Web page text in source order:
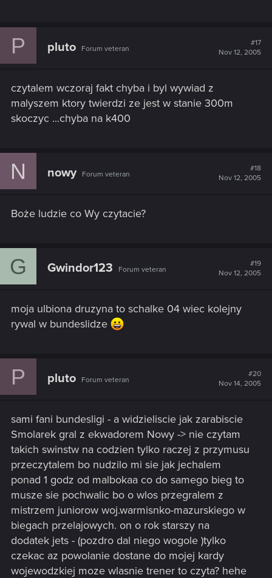
P pluto Forum veteran
#17
Nov 12, 2005
czytalem wczoraj fakt chyba i byl wywiad z
malyszem ktory twierdzi ze jest w stanie 300m
skoczyc ...chyba na k400
N nowy Forum veteran
#18
Nov 12, 2005
Boże ludzie co Wy czytacie?
G Gwindor123 Forum veteran
#19
Nov 12, 2005
moja ulbiona druzyna to schalke 04 wiec kolejny
rywal w bundeslidze
P pluto Forum veteran
#20
Nov 14, 2005
sami fani bundesligi - a widzieliscie jak zarabiscie
Smolarek gral z ekwadorem Nowy -> nie czytam
takich swinstw na codzien tylko raczej z przymusu
przeczytalem bo nudzilo mi sie jak jechalem
ponad 1 godz od malbokaa co do samego bieg to
musze sie pochwalic bo o wlos przegralem z
mistrzem juniorow woj.warmisnko-mazurskiego w
biegach przelajowych. on o rok starszy na
dodatek jets - (pozdro dal niego wogole )tylko
czekac az powolanie dostane do mojej kardy
wojewodzkiej moze wlasnie trener to czyta? hehe